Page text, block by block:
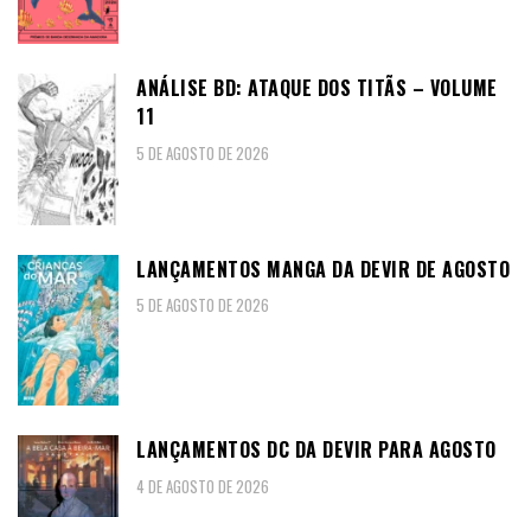
ANÁLISE BD: ATAQUE DOS TITÃS – VOLUME
11
5 DE AGOSTO DE 2026
LANÇAMENTOS MANGA DA DEVIR DE AGOSTO
5 DE AGOSTO DE 2026
LANÇAMENTOS DC DA DEVIR PARA AGOSTO
4 DE AGOSTO DE 2026